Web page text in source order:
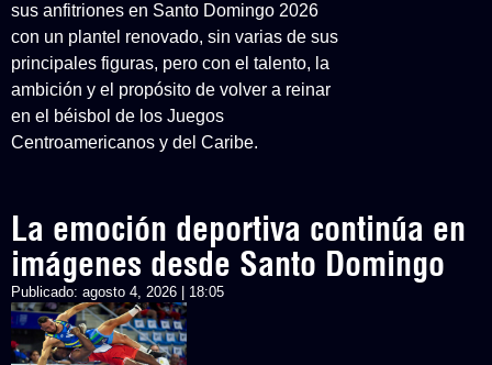
sus anfitriones en Santo Domingo 2026
con un plantel renovado, sin varias de sus
principales figuras, pero con el talento, la
ambición y el propósito de volver a reinar
en el béisbol de los Juegos
Centroamericanos y del Caribe.
La emoción deportiva continúa en
imágenes desde Santo Domingo
Publicado: agosto 4, 2026 | 18:05